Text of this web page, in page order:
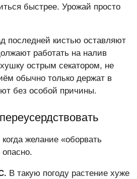
быстрее. Урожай просто
последней кистью оставляют
работать на налив
острым секатором, не
обычно только держат в
без особой причины.
желание «оборвать
В такую погоду растение хуже